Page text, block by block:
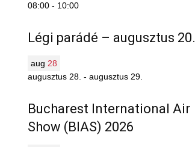
08:00 - 10:00
Légi parádé – augusztus 20.
aug 28
augusztus 28. - augusztus 29.
Bucharest International Air
Show (BIAS) 2026